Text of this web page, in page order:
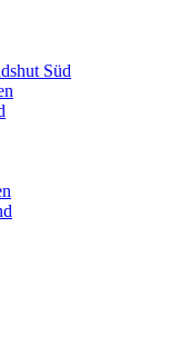
Süd